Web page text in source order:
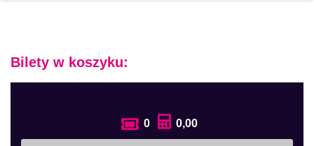
Bilety w koszyku:
0 0,00